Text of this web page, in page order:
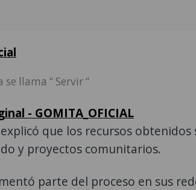
se llama “ Servir “
- GOMITA_OFICIAL
que los recursos
y proyectos comunitarios.
parte del proceso en sus